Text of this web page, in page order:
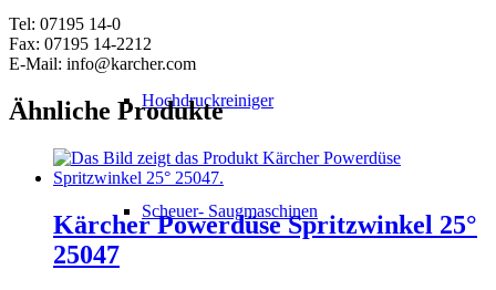
Hochdruckreiniger
Scheuer- Saugmaschinen
Tel: 07195 14-0
Fax: 07195 14-2212
E-Mail: info@karcher.com
Ähnliche Produkte
Kärcher Powerdüse Spritzwinkel 25°
25047